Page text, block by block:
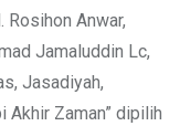
Rosihon Anwar,
Jamaluddin Lc,
Jasadiyah,
Akhir Zaman” dipilih